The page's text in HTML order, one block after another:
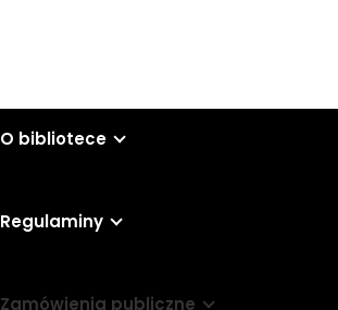
O bibliotece
Regulaminy
Zamówienia publiczne